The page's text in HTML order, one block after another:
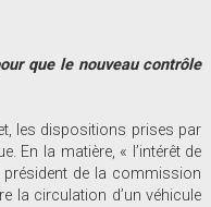
que le nouveau contrôle
les dispositions prises par
En la matière, « l’intérêt de
président de la commission
la circulation d’un véhicule